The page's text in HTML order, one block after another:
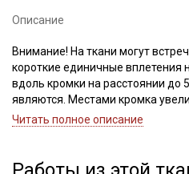
Описание
Внимание! На ткани могут
короткие единичные вплетения
вдоль кромки на расстоянии до
являются. Местами кромка
±2см. Просим учитывать это при
при заказе.
Читать полное описание